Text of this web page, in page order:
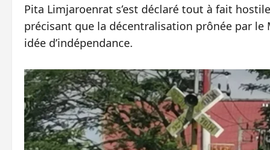
Pita Limjaroenrat s’est déclaré tout à fait
précisant que la décentralisation prônée par
idée d’indépendance.